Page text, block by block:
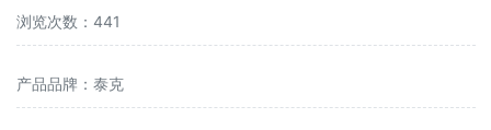
浏览次数：441
产品品牌：泰克